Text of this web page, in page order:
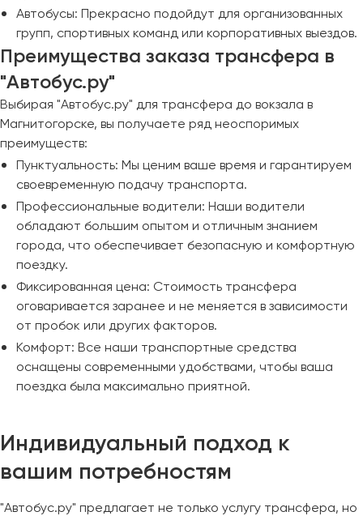
Автобусы: Прекрасно подойдут для организованных
групп, спортивных команд или корпоративных выездов.
Преимущества заказа трансфера в
"Автобус.ру"
Выбирая "Автобус.ру" для трансфера до вокзала в
Магнитогорске, вы получаете ряд неоспоримых
преимуществ:
Пунктуальность: Мы ценим ваше время и гарантируем
своевременную подачу транспорта.
Профессиональные водители: Наши водители
обладают большим опытом и отличным знанием
города, что обеспечивает безопасную и комфортную
поездку.
Фиксированная цена: Стоимость трансфера
оговаривается заранее и не меняется в зависимости
от пробок или других факторов.
Комфорт: Все наши транспортные средства
оснащены современными удобствами, чтобы ваша
поездка была максимально приятной.
Индивидуальный подход к
вашим потребностям
"Автобус.ру" предлагает не только услугу трансфера, но